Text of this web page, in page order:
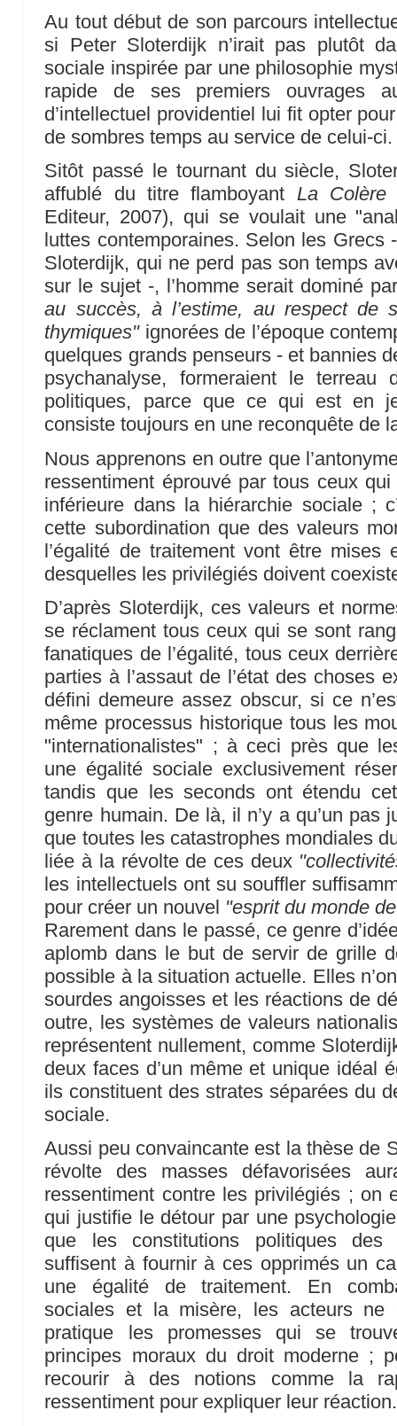
Au tout début de son parcours
si Peter Sloterdijk n’irait pas plutôt
sociale inspirée par une philosophie
rapide de ses premiers ouvrages
d’intellectuel providentiel lui fit opter
de sombres temps au service de celui-ci.
Sitôt passé le tournant du siècle,
affublé du titre flamboyant La Colère
Editeur, 2007), qui se voulait une
luttes contemporaines. Selon les
Sloterdijk, qui ne perd pas son temps
sur le sujet -, l’homme serait dominé
au succès, à l’estime, au respect de
thymiques"ignorées de l’époque
quelques grands penseurs - et bannies
psychanalyse, formeraient le terreau
politiques, parce que ce qui est en
consiste toujours en une reconquête de
Nous apprenons en outre que
ressentiment éprouvé par tous ceux
inférieure dans la hiérarchie sociale ;
cette subordination que des valeurs
l’égalité de traitement vont être mises
desquelles les privilégiés doivent
D’après Sloterdijk, ces valeurs et
se réclament tous ceux qui se sont
fanatiques de l’égalité, tous ceux
parties à l’assaut de l’état des choses
défini demeure assez obscur, si ce
même processus historique tous les
"internationalistes" ; à ceci près que
une égalité sociale exclusivement
tandis que les seconds ont étendu
genre humain. De là, il n’y a qu’un pas
que toutes les catastrophes mondiales
liée à la révolte de ces deux
les intellectuels ont su souffler
pour créer un nouvel "esprit du monde
Rarement dans le passé, ce genre
aplomb dans le but de servir de grille
possible à la situation actuelle. Elles
sourdes angoisses et les réactions de
outre, les systèmes de valeurs
représentent nullement, comme
deux faces d’un même et unique idéal
ils constituent des strates séparées du
sociale.
Aussi peu convaincante est la thèse de
révolte des masses défavorisées
ressentiment contre les privilégiés ; on
qui justifie le détour par une
que les constitutions politiques des
suffisent à fournir à ces opprimés un
une égalité de traitement. En
sociales et la misère, les acteurs ne
pratique les promesses qui se
principes moraux du droit moderne ;
recourir à des notions comme la
ressentiment pour expliquer leur réaction.